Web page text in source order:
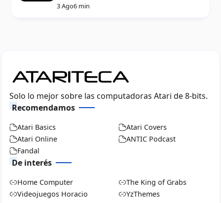
3 Ago6 min
Solo lo mejor sobre las computadoras Atari de 8-bits.
Recomendamos
Atari Basics
Atari Covers
Atari Online
ANTIC Podcast
Fandal
De interés
Home Computer
The King of Grabs
Videojuegos Horacio
YzThemes